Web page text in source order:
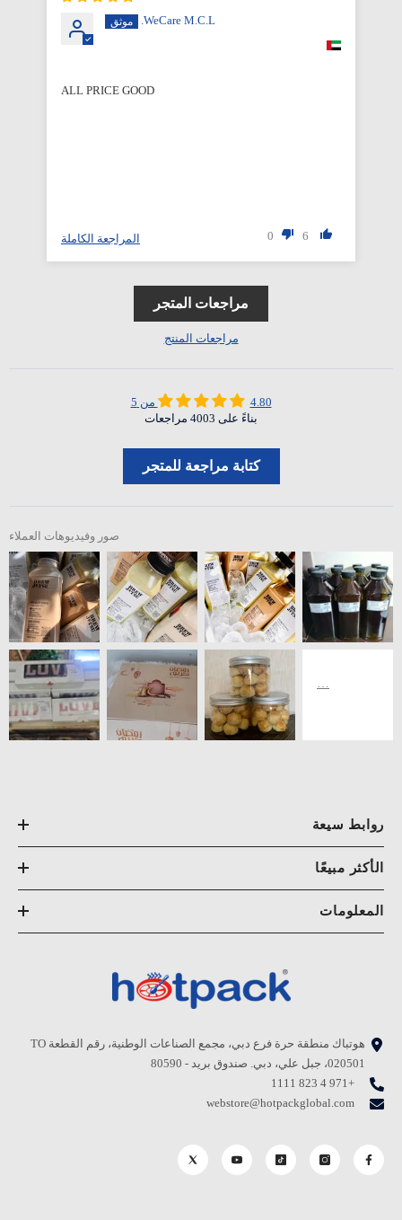
WeCare M.C.L.
ALL PRICE GOOD
6
0 المراجعة الكاملة
مراجعات المتجر
مراجعات المنتج
4.80 من 5
بناءً على 4003 مراجعات
كتابة مراجعة للمتجر
صور وفيديوهات العملاء
روابط سيعة
الأكثر مبيعًا
المعلومات
هوتباك منطقة حرة فرع دبي، مجمع الصناعات الوطنية، رقم القطعة TO
020501، جبل علي، دبي. صندوق بريد - 80590
+971 4 823 1111
webstore@hotpackglobal.com